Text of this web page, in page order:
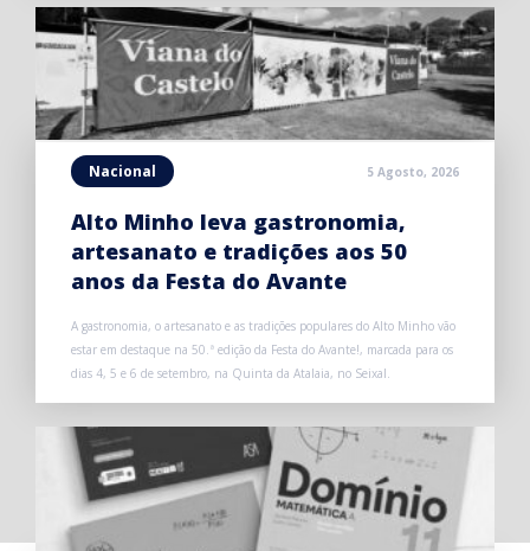
Nacional 5 Agosto, 2026
Alto Minho leva gastronomia,
artesanato e tradições aos 50
anos da Festa do Avante
A gastronomia, o artesanato e as tradições populares do Alto Minho vão
estar em destaque na 50.ª edição da Festa do Avante!, marcada para os
dias 4, 5 e 6 de setembro, na Quinta da Atalaia, no Seixal.